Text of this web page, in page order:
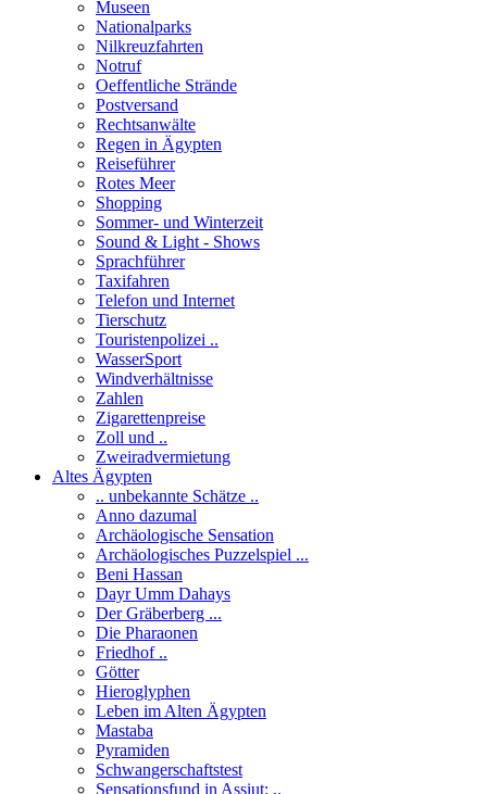
Museen
Nationalparks
Nilkreuzfahrten
Notruf
Oeffentliche Strände
Postversand
Rechtsanwälte
Regen in Ägypten
Reiseführer
Rotes Meer
Shopping
Sommer- und Winterzeit
Sound & Light - Shows
Sprachführer
Taxifahren
Telefon und Internet
Tierschutz
Touristenpolizei ..
WasserSport
Windverhältnisse
Zahlen
Zigarettenpreise
Zoll und ..
Zweiradvermietung
Altes Ägypten
.. unbekannte Schätze ..
Anno dazumal
Archäologische Sensation
Archäologisches Puzzelspiel ...
Beni Hassan
Dayr Umm Dahays
Der Gräberberg ...
Die Pharaonen
Friedhof ..
Götter
Hieroglyphen
Leben im Alten Ägypten
Mastaba
Pyramiden
Schwangerschaftstest
Sensationsfund in Assiut: ..